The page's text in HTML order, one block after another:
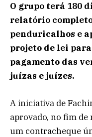
O grupo terá 180
relatório
penduricalhos e
projeto de lei
pagamento das
juízas e juízes.
A iniciativa de
aprovado, no fim de
um contracheque